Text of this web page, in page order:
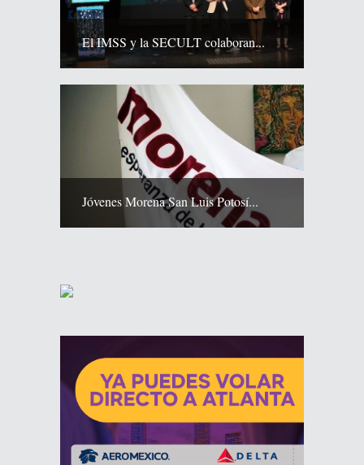
El IMSS y la SECULT colaboran...
Jóvenes Morena San Luis Potosí...